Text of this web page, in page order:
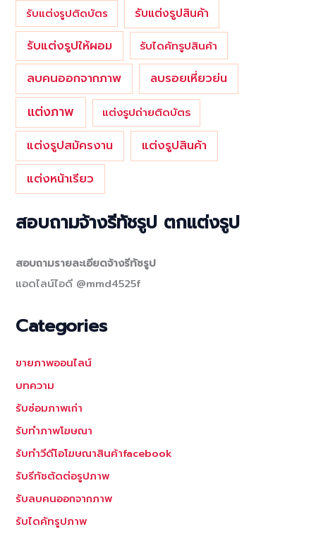
รับแต่งรูปติดบัตร รับแต่งรูปสินค้า
รับแต่งรูปให้ผอม รับไดคัทรูปสินค้า
ลบคนออกจากภาพ ลบรอยเหี่ยวย่น
แต่งภาพ แต่งรูปถ่ายติดบัตร
แต่งรูปสมัครงาน
แต่งรูปสินค้า
แต่งหน้าเรียว
สอบถามจ้างรีทัชรูป ตกแต่งรูป
สอบถามรายละเอียดจ้างรีทัชรูป
แอดไลน์ไอดี @mmd4525f
Categories
ขายภาพออนไลน์
บทความ
รับซ่อมภาพเก่า
รับทำภาพโฆษณา
รับทำวีดีโอโฆษณาสินค้าfacebook
รับรีทัชตัดต่อรูปภาพ
รับลบคนออกจากภาพ
รับไดคัทรูปภาพ